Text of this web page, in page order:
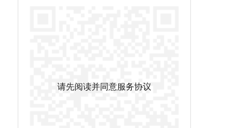
请先阅读并同意服务协议